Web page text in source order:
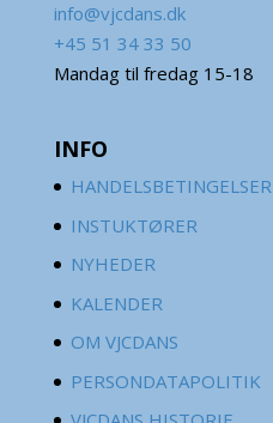
info@vjcdans.dk
+45 51 34 33 50
Mandag til fredag 15-18
INFO
HANDELSBETINGELSER
INSTUKTØRER
NYHEDER
KALENDER
OM VJCDANS
PERSONDATAPOLITIK